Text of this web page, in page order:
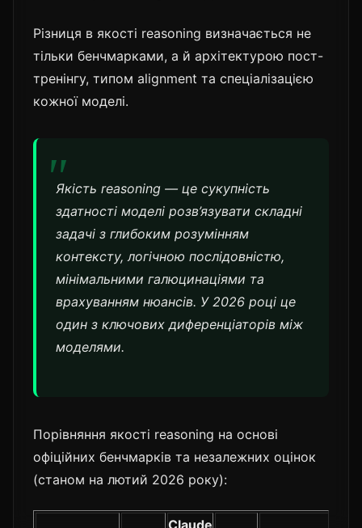
Різниця в якості reasoning визначається не
тільки бенчмарками, а й архітектурою пост-
тренінгу, типом alignment та спеціалізацією
кожної моделі.
Якість reasoning — це сукупність
здатності моделі розв’язувати складні
задачі з глибоким розумінням
контексту, логічною послідовністю,
мінімальними галюцинаціями та
врахуванням нюансів. У 2026 році це
один з ключових диференціаторів між
моделями.
Порівняння якості reasoning на основі
офіційних бенчмарків та незалежних оцінок
(станом на лютий 2026 року):
Claude